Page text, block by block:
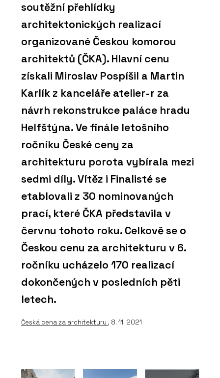
soutěžní přehlídky
architektonických realizací
organizované Českou komorou
architektů (ČKA). Hlavní cenu
získali Miroslav Pospíšil a Martin
Karlík z kanceláře atelier-r za
návrh rekonstrukce paláce hradu
Helfštýna. Ve finále letošního
ročníku České ceny za
architekturu porota vybírala mezi
sedmi díly. Vítěz i Finalisté se
etablovali z 30 nominovaných
prací, které ČKA představila v
červnu tohoto roku. Celkově se o
Českou cenu za architekturu v 6.
ročníku ucházelo 170 realizací
dokončených v posledních pěti
letech.
Česká cena za architekturu , 8. 11. 2021